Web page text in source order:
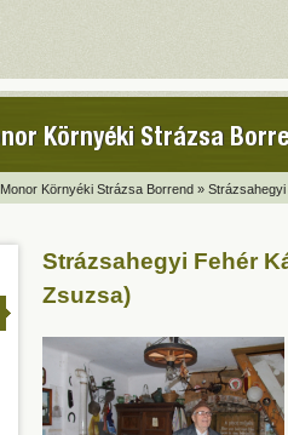
Környéki Strázsa
Monor Környéki Strázsa Borrend »
Strázsahegyi Fehér
Zsuzsa)